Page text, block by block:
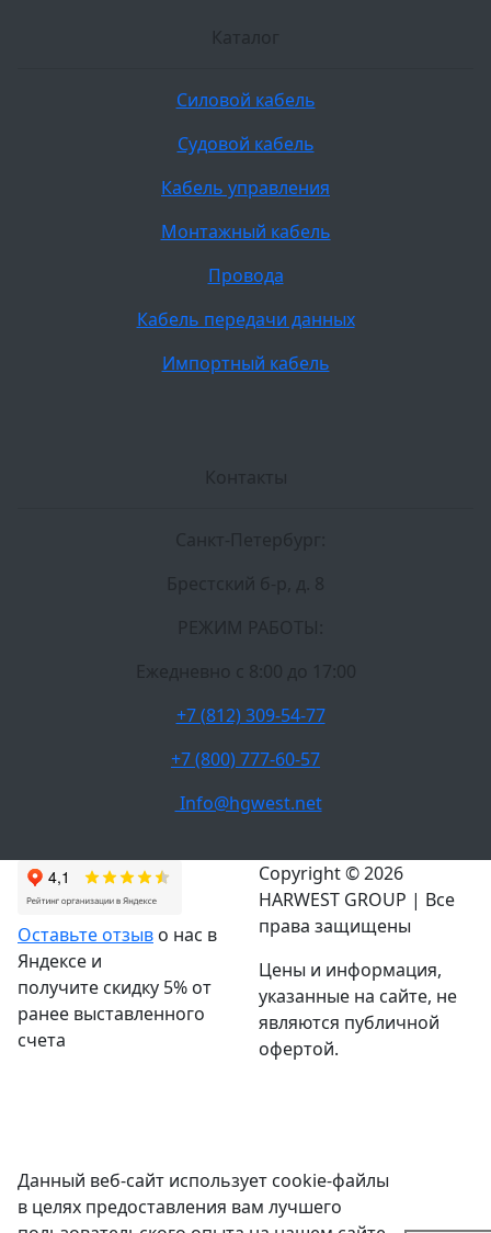
Каталог
Силовой кабель
Судовой кабель
Кабель управления
Монтажный кабель
Провода
Кабель передачи данных
Импортный кабель
Контакты
Санкт-Петербург:
Брестский б-р, д. 8
РЕЖИМ РАБОТЫ:
Ежедневно c 8:00 до 17:00
+7 (812) 309-54-77
+7 (800) 777-60-57
Info@hgwest.net
Оставьте отзыв о нас в
Яндексе и
получите скидку 5% от
ранее выставленного
счета
Copyright © 2026
HARWEST GROUP | Все
права защищены
Цены и информация,
указанные на сайте, не
являются публичной
офертой.
Данный веб-сайт использует cookie-файлы
в целях предоставления вам лучшего